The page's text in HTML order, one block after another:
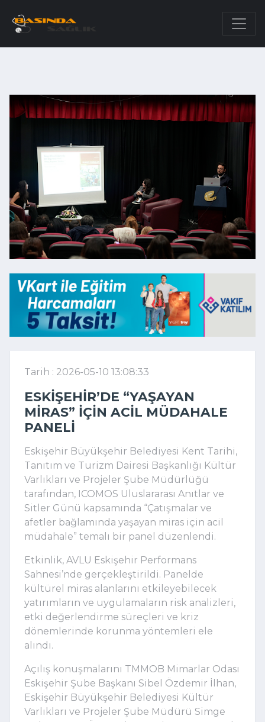
Tarih : 2026-05-10 13:08:33
ESKIŞEHIR’DE “YAŞAYAN
MIRAS” IÇIN ACIL MÜDAHALE
PANELI
Eskişehir Büyükşehir Belediyesi Kent Tarihi,
Tanıtım ve Turizm Dairesi Başkanlığı Kültür
Varlıkları ve Projeler Şube Müdürlüğü
tarafından, ICOMOS Uluslararası Anıtlar ve
Sitler Günü kapsamında “Çatışmalar ve
afetler bağlamında yaşayan miras için acil
müdahale” temalı bir panel düzenlendi.
Etkinlik, AVLU Eskişehir Performans
Sahnesi’nde gerçekleştirildi. Panelde
kültürel miras alanlarını etkileyebilecek
yatırımların ve uygulamaların risk analizleri,
etki değerlendirme süreçleri ve kriz
dönemlerinde korunma yöntemleri ele
alındı.
Açılış konuşmalarını TMMOB Mimarlar Odası
Eskişehir Şube Başkanı Sibel Özdemir İlhan,
Eskişehir Büyükşehir Belediyesi Kültür
Varlıkları ve Projeler Şube Müdürü Simge